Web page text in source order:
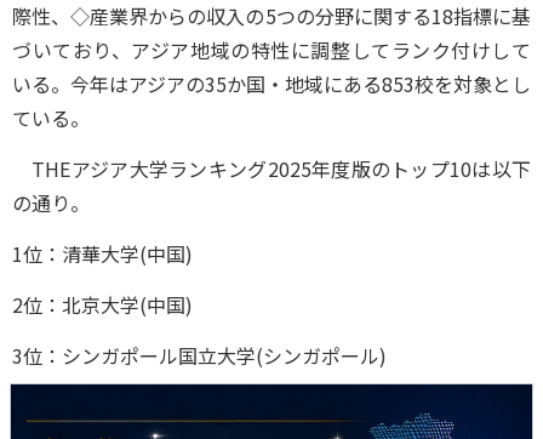
際性、◇産業界からの収入の5つの分野に関する18指標に基
づいており、アジア地域の特性に調整してランク付けして
いる。今年はアジアの35か国・地域にある853校を対象とし
ている。
THEアジア大学ランキング2025年度版のトップ10は以下
の通り。
1位：清華大学(中国)
2位：北京大学(中国)
3位：シンガポール国立大学(シンガポール)